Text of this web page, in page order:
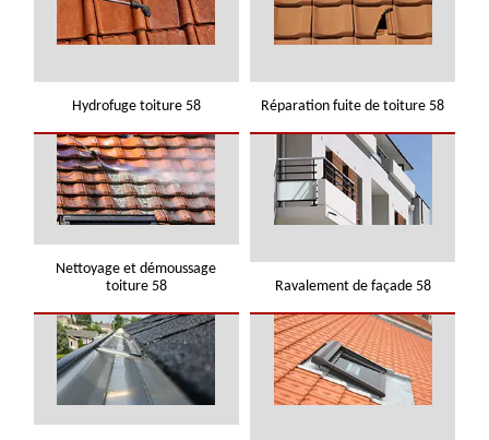
Hydrofuge toiture 58 Réparation fuite de toiture 58
Nettoyage et démoussage
toiture 58
Ravalement de façade 58